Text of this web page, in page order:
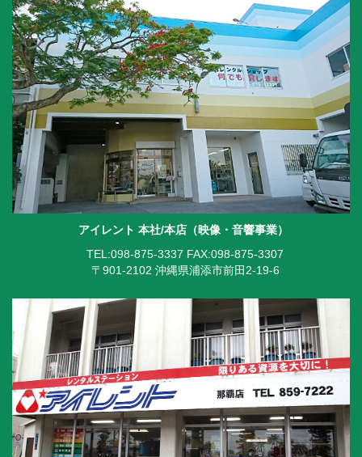
アイレント 本社/本店（映像・音響事業）
TEL:098-875-3337 FAX:098-875-3307
〒901-2102 沖縄県浦添市前田2-19-6